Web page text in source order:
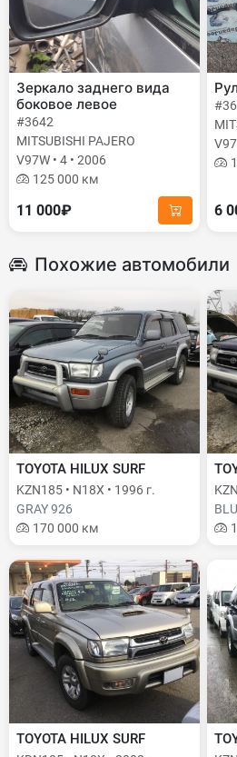
Зеркало заднего вида
боковое левое
#3642
MITSUBISHI PAJERO
V97W • 4 • 2006
125 000 км
11 000₽ 6
Похожие автомобили
TOYOTA HILUX SURF
KZN185 • N18X • 1996 г.
GRAY 926
170 000 км
TOYOTA HILUX SURF